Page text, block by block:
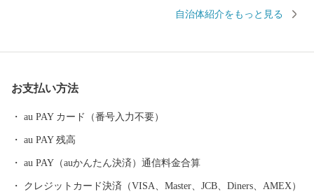
致にも力を入れ、たくさんの製造業企業が立地しています。 平
文館」等の整備も進み、筑後地域の玄関口として発展を続けてい
自治体紹介をもっと見る
お支払い方法
au PAY カード（番号入力不要）
au PAY 残高
au PAY（auかんたん決済）通信料金合算
クレジットカード決済（VISA、Master、JCB、Diners、AMEX）